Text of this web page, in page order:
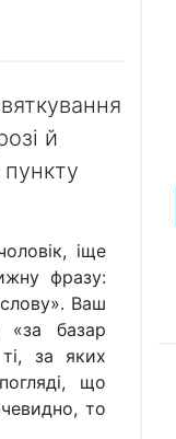
й
іще
фразу:
Ваш
«за базар
за яких
що
то